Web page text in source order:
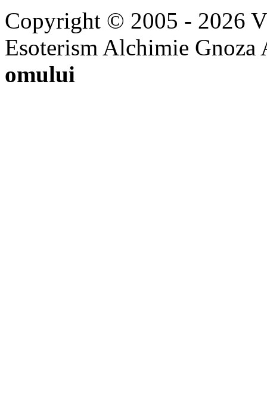
Copyright © 2005 - 2026
Esoterism Alchimie
omului